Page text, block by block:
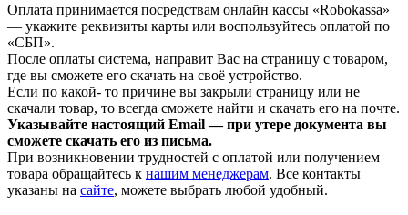
Оплата принимается посредствам онлайн кассы «Robokassa»
— укажите реквизиты карты или воспользуйтесь оплатой по
«СБП».
После оплаты система, направит Вас на страницу с товаром,
где вы сможете его скачать на своё устройство.
Если по какой- то причине вы закрыли страницу или не
скачали товар, то всегда сможете найти и скачать его на почте.
Указывайте настоящий Email — при утере документа вы
сможете скачать его из письма.
При возникновении трудностей с оплатой или получением
товара обращайтесь к нашим менеджерам. Все контакты
указаны на сайте, можете выбрать любой удобный.